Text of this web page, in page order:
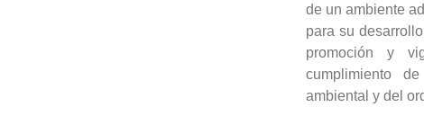
de un ambiente
para su
promoción y
cumplimiento
ambiental y del